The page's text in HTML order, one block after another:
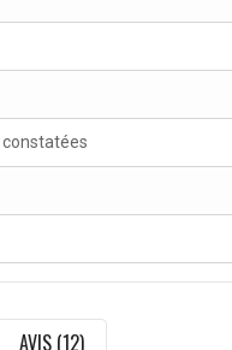
AVIS (12)